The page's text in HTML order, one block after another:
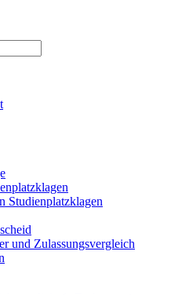
Studienplatzklagen
und Zulassungsvergleich